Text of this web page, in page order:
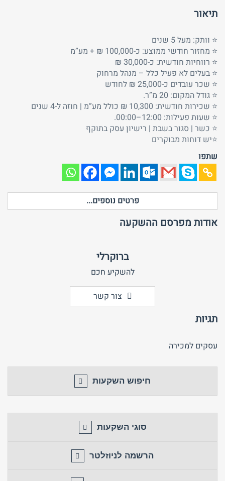
תיאור
⭐ וותק: מעל 5 שנים
⭐ מחזור חודשי ממוצע: כ-100,000 ₪ + מע”מ
⭐ רווחיות חודשית: כ-30,000 ₪
⭐ בעלים לא פעיל כלל – מנהל מרחוק
⭐ שכר עובדים כ-25,000 ₪ לחודש
⭐ גודל המקום: 20 מ”ר.
⭐ שכירות חודשית: 10,300 ₪ כולל מע”מ | חוזה ל-4 שנים
⭐ שעות פעילות: 12:00–00:00.
⭐ כשר | סגור בשבת | רישיון עסק בתוקף
⭐יש דוחות מבוקרים
שתפו
פרטים נוספים...
אודות מפרסם ההשקעה
ברוקרלי
להשקיע חכם
צור קשר
תגיות
עסקים למכירה
חיפוש השקעות
סוגי השקעות
הרשמה לניוזלטר